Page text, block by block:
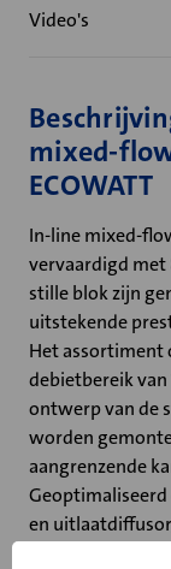
Video's
mixed-
ECOWATT
In-line mixed-
vervaardigd met
stille blok zijn
uitstekende
Het assortiment
debietbereik
ontwerp van de
worden
aangrenzende
en